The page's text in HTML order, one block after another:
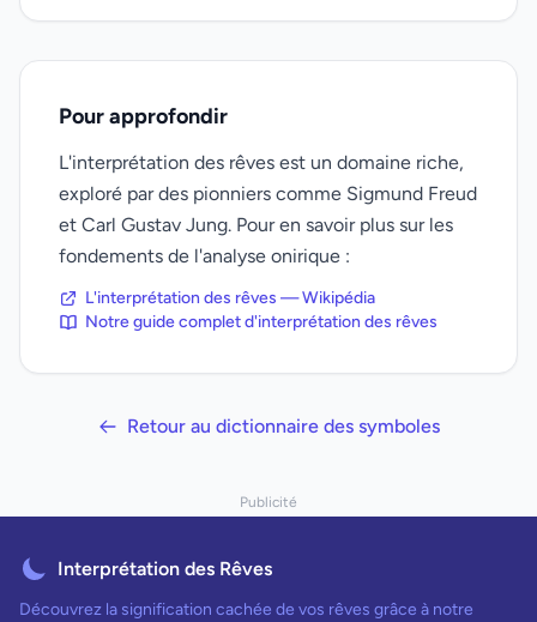
Pour approfondir
L'interprétation des rêves est un domaine riche,
exploré par des pionniers comme Sigmund Freud
et Carl Gustav Jung. Pour en savoir plus sur les
fondements de l'analyse onirique :
L'interprétation des rêves — Wikipédia
Notre guide complet d'interprétation des rêves
Retour au dictionnaire des symboles
Publicité
Interprétation des Rêves
Découvrez la signification cachée de vos rêves grâce à notre